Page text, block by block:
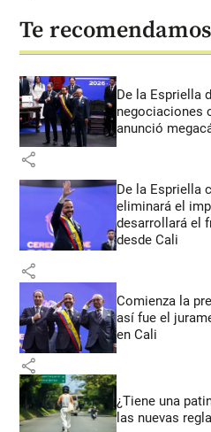
Te recomendamos
De la Espriella
negociaciones
anunció
share
De la Espriella
eliminará el
desarrollará el
desde Cali
share
Comienza la
así fue el
en Cali
share
¿Tiene una
las nuevas